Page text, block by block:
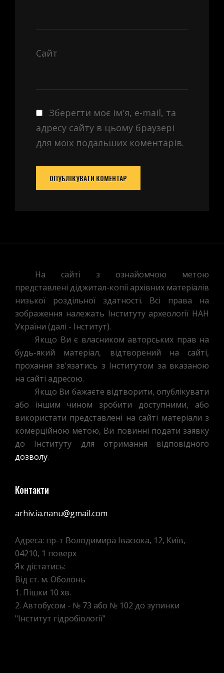
Сайт
Зберегти моє ім'я, e-mail, та
адресу сайту в цьому браузері
для моїх подальших коментарів.
На сайті з ознайомчою метою
представлені діджитал-копії архівних матеріалів
низької роздільної здатності. Всі права на
зображення належать Інституту археології НАН
України (далі - Інститут).
Якщо Ви є власником авторських прав на
будь-який матеріал, відтворений на сайті,
прохання зв'язатись з Інститутом за вказаною
на сайті адресою.
Якщо Ви бажаєте відтворити, опублікувати
або іншим чином зробити доступними, або
використати представлені на сайті матеріали з
комерційною метою, Ви повинні подати заявку
до Інституту для отримання відповідного
дозволу.
Контакти
arhiv.ia.nanu@gmail.com
Адреса: пр-т Володимира Івасюка, 12, Київ,
04210, 1 поверх
Як дістатись:
Від ст. м. Оболонь
1. Пішки 10 хв.
2. Автобусом - № 73 або № 102 до зупинки
"Інститут гідробіології"